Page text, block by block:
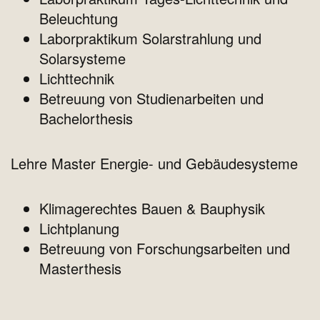
Beleuchtung
Laborpraktikum Solarstrahlung und
Solarsysteme
Lichttechnik
Betreuung von Studienarbeiten und
Bachelorthesis
Lehre Master Energie- und Gebäudesysteme
Klimagerechtes Bauen & Bauphysik
Lichtplanung
Betreuung von Forschungsarbeiten und
Masterthesis